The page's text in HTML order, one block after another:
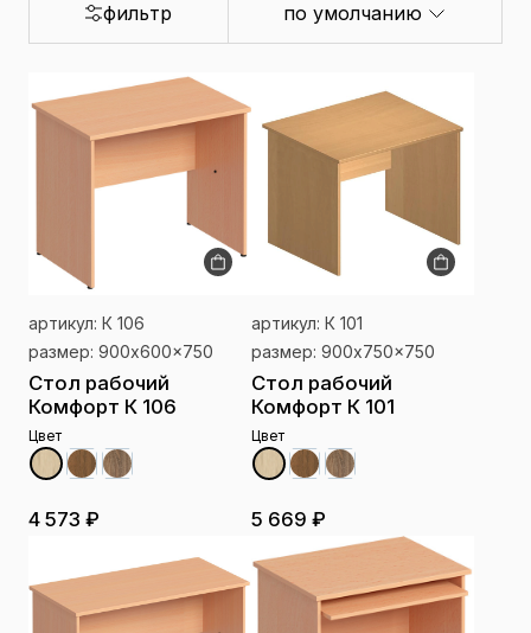
фильтр по умолчанию
артикул: К 106
размер: 900x600x750
Стол рабочий
Комфорт К 106
Цвет
4 573 ₽
артикул: К 101
размер: 900x750x750
Стол рабочий
Комфорт К 101
Цвет
5 669 ₽